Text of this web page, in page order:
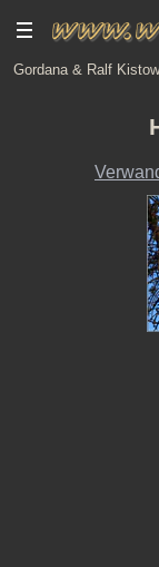
Gordana & Ralf